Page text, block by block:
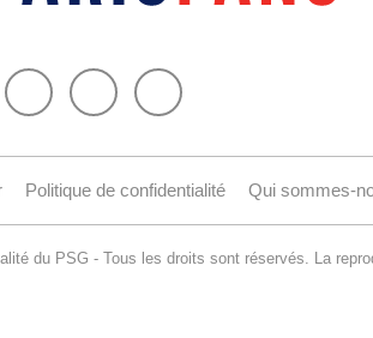
Politique de confidentialité Qui sommes-
du PSG - Tous les droits sont réservés. La